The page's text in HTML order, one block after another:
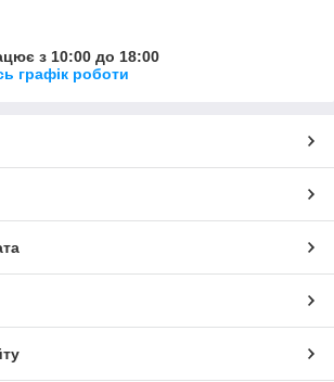
з 10:00 до 18:00
графік роботи